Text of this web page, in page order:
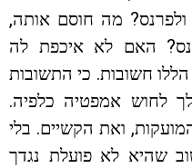
מה חוסם אותה,
האם לא איכפת לה
חשובות. כי התשובות
לחוש אמפטיה כלפיה.
ואת הקשיים. בלי
שהיא לא פועלת נגדך